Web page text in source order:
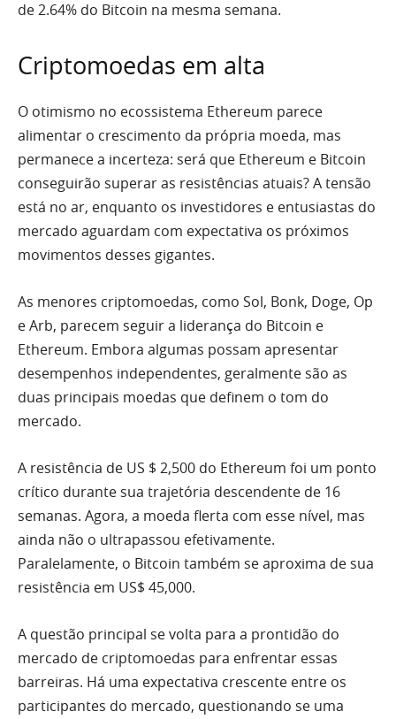
de 2.64% do Bitcoin na mesma semana.
Criptomoedas em alta
O otimismo no ecossistema Ethereum parece
alimentar o crescimento da própria moeda, mas
permanece a incerteza: será que Ethereum e Bitcoin
conseguirão superar as resistências atuais? A tensão
está no ar, enquanto os investidores e entusiastas do
mercado aguardam com expectativa os próximos
movimentos desses gigantes.
As menores criptomoedas, como Sol, Bonk, Doge, Op
e Arb, parecem seguir a liderança do Bitcoin e
Ethereum. Embora algumas possam apresentar
desempenhos independentes, geralmente são as
duas principais moedas que definem o tom do
mercado.
A resistência de US $ 2,500 do Ethereum foi um ponto
crítico durante sua trajetória descendente de 16
semanas. Agora, a moeda flerta com esse nível, mas
ainda não o ultrapassou efetivamente.
Paralelamente, o Bitcoin também se aproxima de sua
resistência em US$ 45,000.
A questão principal se volta para a prontidão do
mercado de criptomoedas para enfrentar essas
barreiras. Há uma expectativa crescente entre os
participantes do mercado, questionando se uma